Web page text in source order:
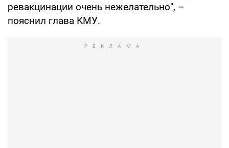
ревакцинации очень нежелательно", –
пояснил глава КМУ.